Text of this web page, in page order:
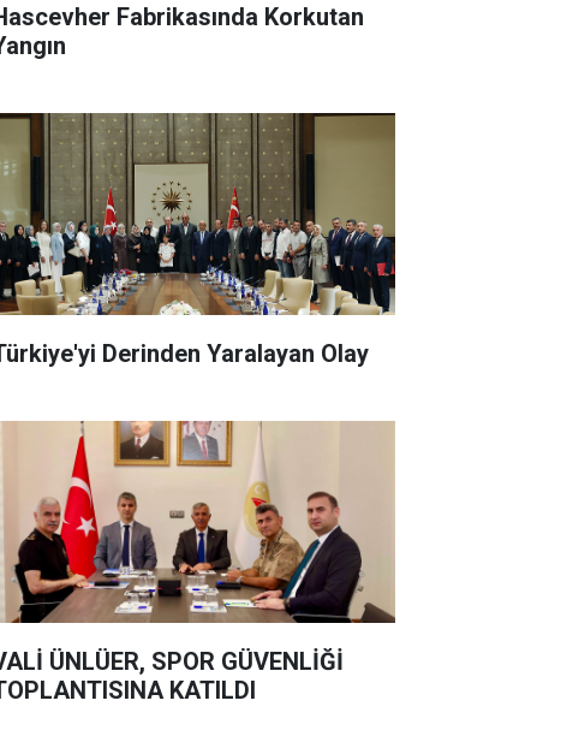
Fabrikasında Korkutan
Derinden Yaralayan Olay
ÜNLÜER, SPOR GÜVENLİĞİ
KATILDI